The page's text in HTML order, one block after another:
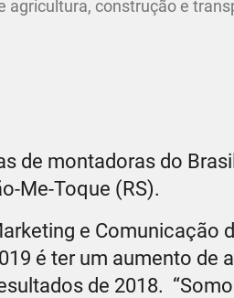
agricultura, construção e
de montadoras do
Me-Toque (RS).
e Comunicação
é ter um aumento de
de 2018.